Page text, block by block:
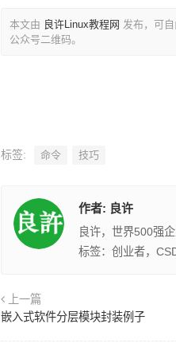
本文由 良许Linux教程网 发布，可
公众号二维码。
标签: 命令 技巧
作者: 良许
良许，世界500强
标签：创业者，
上一篇
嵌入式软件分层模块封装例子